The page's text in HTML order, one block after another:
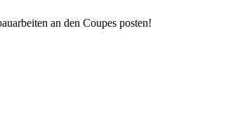
an den Coupes posten!